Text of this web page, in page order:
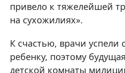
привело к тяжелейшей
на сухожилиях».
К счастью, врачи успели
ребенку, поэтому
детской комнаты